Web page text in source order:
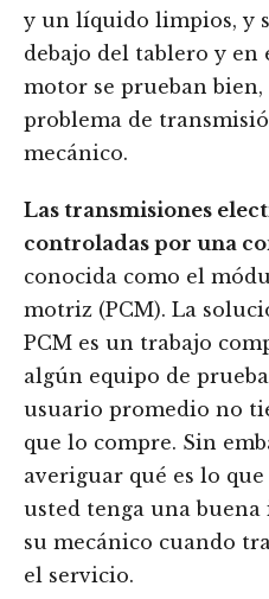
y un líquido limpios, y
debajo del tablero y
motor se prueban bien,
problema de
mecánico.
Las transmisiones
controladas por una
conocida como el
motriz (PCM). La
PCM es un trabajo
algún equipo de
usuario promedio no
que lo compre. Sin
averiguar qué es lo
usted tenga una buena
su mecánico cuando
el servicio.